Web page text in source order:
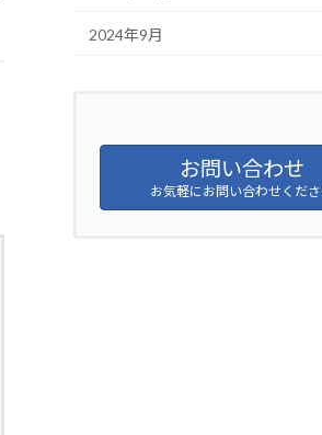
2024年9月
お問い合わせ
お気軽にお問い合わせくだ